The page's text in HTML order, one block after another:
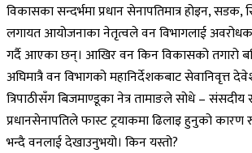
विकासका सन्दर्भमा प्रधान सेनापतिमात्र होइन, सडक,
लगायत आयोजनाका नेतृत्वले वन विभागलाई
गर्दै आएका छन्। आखिर वन किन विकासको तगारो
अघिमात्रै वन विभागको महानिर्देशकबाट सेवानिवृत्त
त्रिपाठीसँग बिजमाण्डूका नेत्र तामाङले सोधे –
प्रधानसेनापतिले फास्ट ट्रयाकमा ढिलाइ हुनुको
भन्दै वनलाई देखाउनुभयो। किन यस्तो?